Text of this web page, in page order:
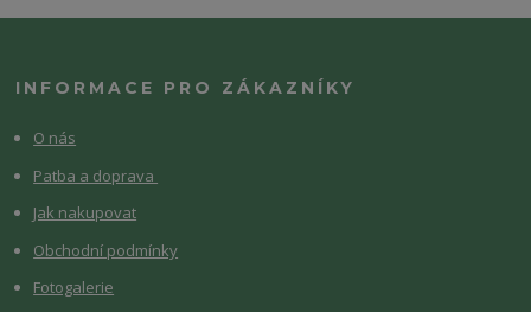
INFORMACE PRO ZÁKAZNÍKY
O nás
Patba a doprava
Jak nakupovat
Obchodní podmínky
Fotogalerie